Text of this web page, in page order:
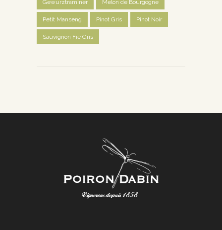
Gewurztraminer Melon de Bourgogne
Petit Manseng Pinot Gris Pinot Noir
Sauvignon Fié Gris